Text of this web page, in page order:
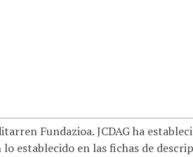
Fundazioa. JCDAG ha
establecido en las fichas de